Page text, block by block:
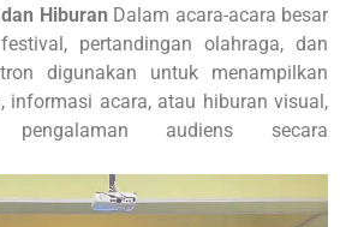
Hiburan Dalam acara-acara besar
pertandingan olahraga, dan
digunakan untuk menampilkan
informasi acara, atau hiburan visual,
pengalaman audiens secara